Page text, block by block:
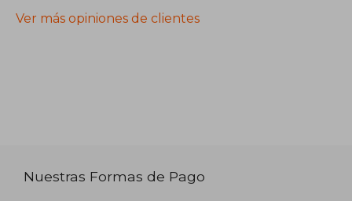
Ver más opiniones de clientes
Nuestras Formas de Pago